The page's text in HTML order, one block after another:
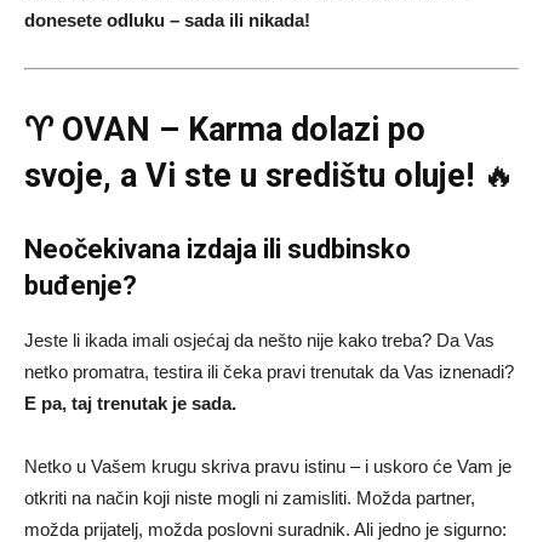
donesete odluku – sada ili nikada!
♈ OVAN – Karma dolazi po
svoje, a Vi ste u središtu oluje! 🔥
Neočekivana izdaja ili sudbinsko
buđenje?
Jeste li ikada imali osjećaj da nešto nije kako treba? Da Vas
netko promatra, testira ili čeka pravi trenutak da Vas iznenadi?
E pa, taj trenutak je sada.
Netko u Vašem krugu skriva pravu istinu – i uskoro će Vam je
otkriti na način koji niste mogli ni zamisliti. Možda partner,
možda prijatelj, možda poslovni suradnik. Ali jedno je sigurno: